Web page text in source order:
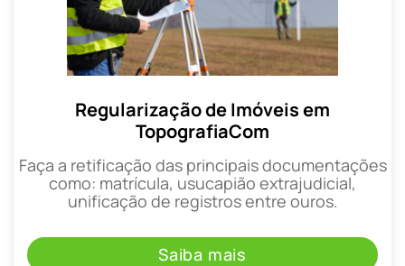
Regularização de Imóveis em
TopografiaCom
Faça a retificação das principais documentações
como: matrícula, usucapião extrajudicial,
unificação de registros entre ouros.
Saiba mais